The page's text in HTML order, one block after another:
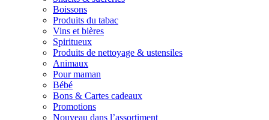
Boissons
Produits du tabac
Vins et bières
Spiritueux
Produits de nettoyage & ustensiles
Animaux
Pour maman
Bébé
Bons & Cartes cadeaux
Promotions
Nouveau dans l’assortiment